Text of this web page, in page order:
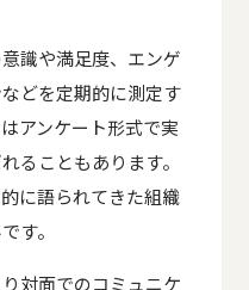
識や満足度、エンゲ
どを定期的に測定す
アンケート形式で実
ることもあります。
に語られてきた組織
す。
対面でのコミュニケ